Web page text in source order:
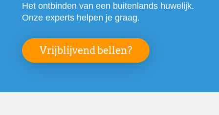
Het ontbinden van een buitenlands huwelijk.
Onze experts helpen je graag.
Vrijblijvend bellen?